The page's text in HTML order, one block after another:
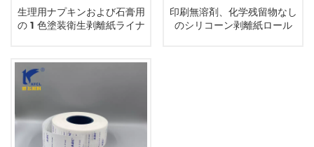
生理用ナプキンおよび石膏用
の 1 色塗装衛生剥離紙ライナ
印刷無溶剤、化学残留物なし
のシリコーン剥離紙ロール